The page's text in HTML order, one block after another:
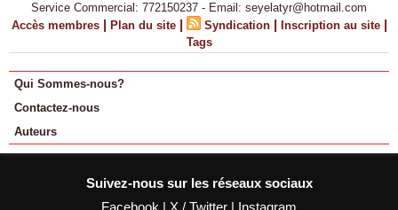
Service Commercial: 772150237 - Email: seyelatyr@hotmail.com
Accès membres | Plan du site | Syndication | Inscription au site |
Tags
Qui Sommes-nous?
Contactez-nous
Auteurs
Suivez-nous sur les réseaux sociaux
Facebook | X / Twitter | Instagram